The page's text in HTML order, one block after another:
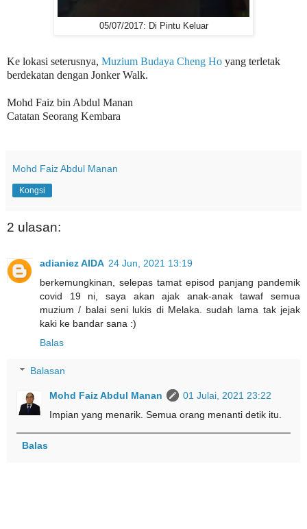
05/07/2017: Di Pintu Keluar
Ke lokasi seterusnya, Muzium Budaya Cheng Ho yang terletak
berdekatan dengan Jonker Walk.
Mohd Faiz bin Abdul Manan
Catatan Seorang Kembara
Mohd Faiz Abdul Manan
Kongsi
2 ulasan:
adianiez AIDA 24 Jun, 2021 13:19
berkemungkinan, selepas tamat episod panjang pandemik
covid 19 ni, saya akan ajak anak-anak tawaf semua
muzium / balai seni lukis di Melaka. sudah lama tak jejak
kaki ke bandar sana :)
Balas
Balasan
Mohd Faiz Abdul Manan
01 Julai, 2021 23:22
Impian yang menarik. Semua orang menanti detik itu.
Balas